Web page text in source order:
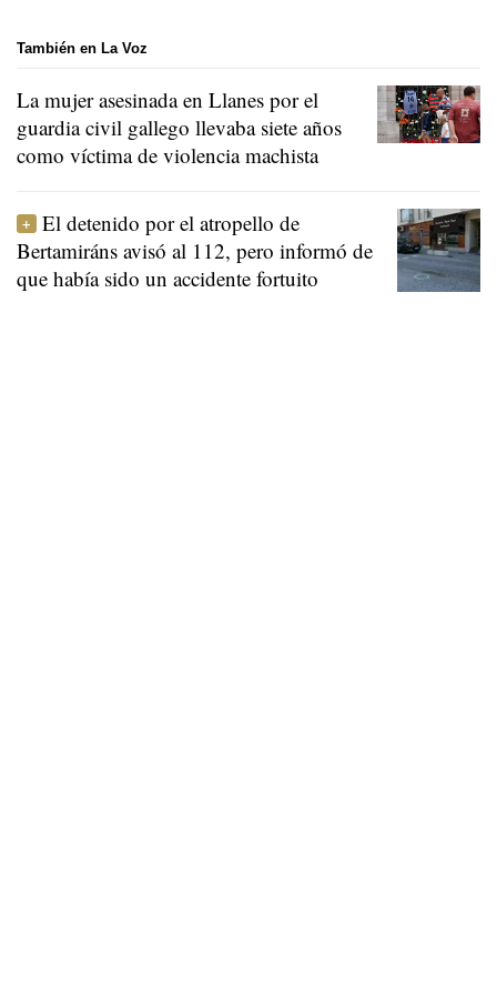
También en La Voz
La mujer asesinada en Llanes por el
guardia civil gallego llevaba siete años
como víctima de violencia machista
El detenido por el atropello de
Bertamiráns avisó al 112, pero informó de
que había sido un accidente fortuito